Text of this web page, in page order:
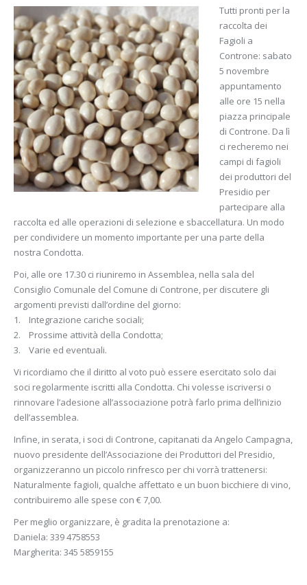
Tutti pronti per la
raccolta dei
Fagioli a
Controne: sabato
5 novembre
appuntamento
alle ore 15 nella
piazza principale
di Controne. Da lì
ci recheremo nei
campi di fagioli
dei produttori del
Presidio per
partecipare alla
raccolta ed alle operazioni di selezione e sbaccellatura. Un modo
per condividere un momento importante per una parte della
nostra Condotta.
Poi, alle ore 17.30 ci riuniremo in Assemblea, nella sala del
Consiglio Comunale del Comune di Controne, per discutere gli
argomenti previsti dall’ordine del giorno:
1. Integrazione cariche sociali;
2. Prossime attività della Condotta;
3. Varie ed eventuali.
Vi ricordiamo che il diritto al voto può essere esercitato solo dai
soci regolarmente iscritti alla Condotta. Chi volesse iscriversi o
rinnovare l’adesione all’associazione potrà farlo prima dell’inizio
dell’assemblea.
Infine, in serata, i soci di Controne, capitanati da Angelo Campagna,
nuovo presidente dell’Associazione dei Produttori del Presidio,
organizzeranno un piccolo rinfresco per chi vorrà trattenersi:
Naturalmente fagioli, qualche affettato e un buon bicchiere di vino,
contribuiremo alle spese con € 7,00.
Per meglio organizzare, è gradita la prenotazione a:
Daniela: 339 4758553
Margherita: 345 5859155